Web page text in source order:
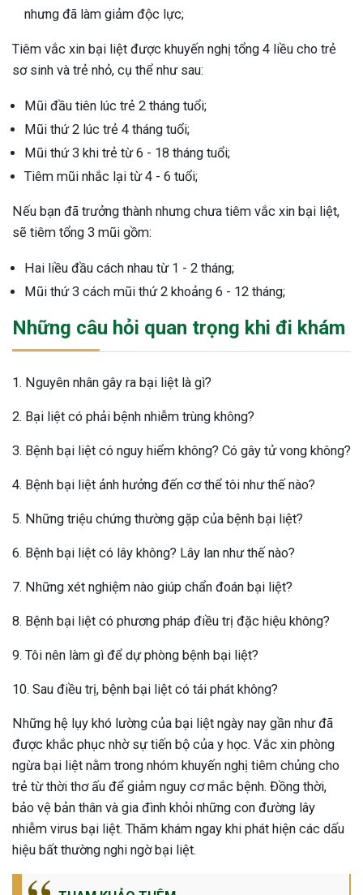
nhưng đã làm giảm độc lực;
Tiêm vắc xin bại liệt được khuyến nghị tổng 4 liều cho trẻ
sơ sinh và trẻ nhỏ, cụ thể như sau:
Mũi đầu tiên lúc trẻ 2 tháng tuổi;
Mũi thứ 2 lúc trẻ 4 tháng tuổi;
Mũi thứ 3 khi trẻ từ 6 - 18 tháng tuổi;
Tiêm mũi nhắc lại từ 4 - 6 tuổi;
Nếu bạn đã trưởng thành nhưng chưa tiêm vắc xin bại liệt,
sẽ tiêm tổng 3 mũi gồm:
Hai liều đầu cách nhau từ 1 - 2 tháng;
Mũi thứ 3 cách mũi thứ 2 khoảng 6 - 12 tháng;
Những câu hỏi quan trọng khi đi khám
1. Nguyên nhân gây ra bại liệt là gì?
2. Bại liệt có phải bệnh nhiễm trùng không?
3. Bệnh bại liệt có nguy hiểm không? Có gây tử vong không?
4. Bệnh bại liệt ảnh hưởng đến cơ thể tôi như thế nào?
5. Những triệu chứng thường gặp của bệnh bại liệt?
6. Bệnh bại liệt có lây không? Lây lan như thế nào?
7. Những xét nghiệm nào giúp chẩn đoán bại liệt?
8. Bệnh bại liệt có phương pháp điều trị đặc hiệu không?
9. Tôi nên làm gì để dự phòng bệnh bại liệt?
10. Sau điều trị, bệnh bại liệt có tái phát không?
Những hệ lụy khó lường của bại liệt ngày nay gần như đã
được khắc phục nhờ sự tiến bộ của y học. Vắc xin phòng
ngừa bại liệt nằm trong nhóm khuyến nghị tiêm chủng cho
trẻ từ thời thơ ấu để giảm nguy cơ mắc bệnh. Đồng thời,
bảo vệ bản thân và gia đình khỏi những con đường lây
nhiễm virus bại liệt. Thăm khám ngay khi phát hiện các dấu
hiệu bất thường nghi ngờ bại liệt.